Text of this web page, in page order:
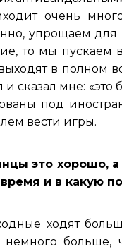
очень
упрощаем для
то мы пускаем
в полном
сказал мне: «это
под
вести игры.
это хорошо,
и в какую
ходят
немного